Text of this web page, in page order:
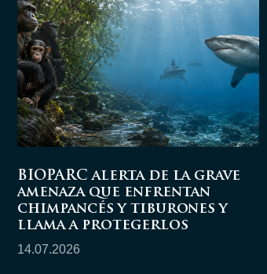
BIOPARC alerta de la grave
amenaza que enfrentan
chimpancés y tiburones y
llama a protegerlos
14.07.2026